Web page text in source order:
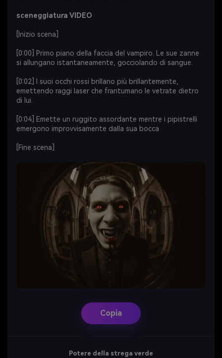
sceneggiatura VIDEO
[Inizio scena]
[0:00] Primo piano della faccia del vampiro. Le sue zanne
si allungano istantaneamente, gocciolando di sangue.
[0:02] I suoi occhi rossi brillano più brillantemente,
emettendo raggi laser che frantumano le vetrate dietro
di lui.
[0:04] Emette un ruggito assordante mentre i pipistrelli
emergono improvvisamente dalla sua bocca
[Fine scena]
Copia
Potere della strega verde